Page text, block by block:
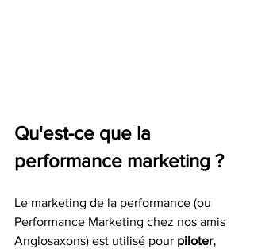
Qu'est-ce que la
performance marketing ?
Le marketing de la performance (ou
Performance Marketing chez nos amis
Anglosaxons) est utilisé pour piloter,